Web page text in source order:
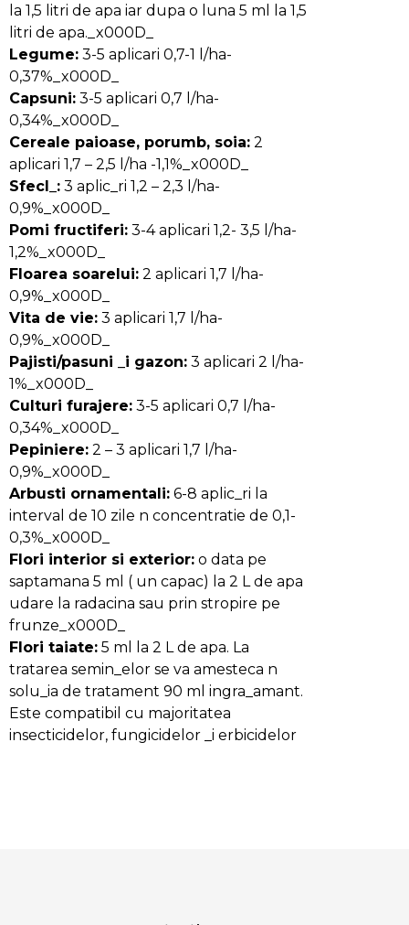
la 1,5 litri de apa iar dupa o luna 5 ml la 1,5
litri de apa._x000D_
Legume: 3-5 aplicari 0,7-1 l/ha-
0,37%_x000D_
Capsuni: 3-5 aplicari 0,7 l/ha-
0,34%_x000D_
Cereale paioase, porumb, soia: 2
aplicari 1,7 – 2,5 l/ha -1,1%_x000D_
Sfecl_: 3 aplic_ri 1,2 – 2,3 l/ha-
0,9%_x000D_
Pomi fructiferi: 3-4 aplicari 1,2- 3,5 l/ha-
1,2%_x000D_
Floarea soarelui: 2 aplicari 1,7 l/ha-
0,9%_x000D_
Vita de vie: 3 aplicari 1,7 l/ha-
0,9%_x000D_
Pajisti/pasuni _i gazon: 3 aplicari 2 l/ha-
1%_x000D_
Culturi furajere: 3-5 aplicari 0,7 l/ha-
0,34%_x000D_
Pepiniere: 2 – 3 aplicari 1,7 l/ha-
0,9%_x000D_
Arbusti ornamentali: 6-8 aplic_ri la
interval de 10 zile n concentratie de 0,1-
0,3%_x000D_
Flori interior si exterior: o data pe
saptamana 5 ml ( un capac) la 2 L de apa
udare la radacina sau prin stropire pe
frunze_x000D_
Flori taiate: 5 ml la 2 L de apa. La
tratarea semin_elor se va amesteca n
solu_ia de tratament 90 ml ingra_amant.
Este compatibil cu majoritatea
insecticidelor, fungicidelor _i erbicidelor